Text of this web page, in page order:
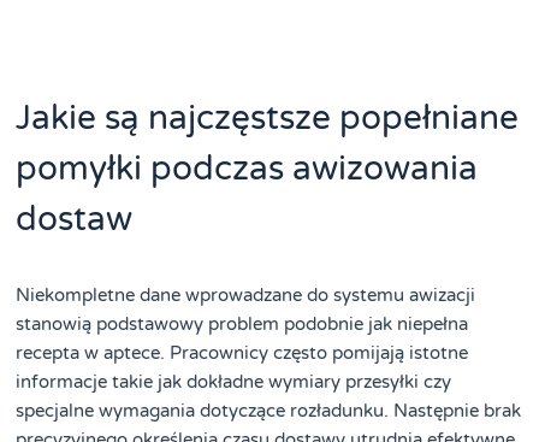
Jakie są najczęstsze popełniane
pomyłki podczas awizowania
dostaw
Niekompletne dane wprowadzane do systemu awizacji
stanowią podstawowy problem podobnie jak niepełna
recepta w aptece. Pracownicy często pomijają istotne
informacje takie jak dokładne wymiary przesyłki czy
specjalne wymagania dotyczące rozładunku. Następnie brak